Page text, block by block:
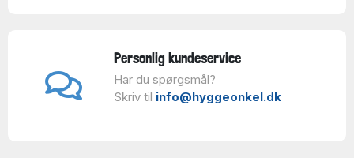
Personlig kundeservice
Har du spørgsmål?
Skriv til info@hyggeonkel.dk